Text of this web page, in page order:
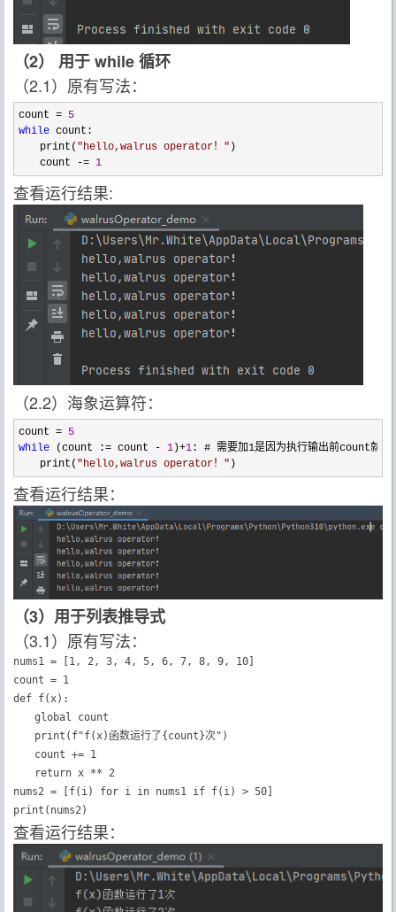
（2） 用于 while 循环
（2.1）原有写法：
count = 5
while count:
print( " hello,walrus operator！ " )
count
-= 1
查看运行结果:
（2.2）海象运算符：
count = 5
while (count := count - 1)+1 : # 需要加1是因为执行输出前count就减
print( " hello,walrus operator！ " )
查看运行结果：
（3）用于列表推导式
（3.1）原有写法：
nums1 = [1, 2, 3, 4, 5, 6, 7, 8, 9, 10]
count = 1
def f(x):
global count
print(f"f(x)函数运行了{count}次")
count += 1
return x ** 2
nums2 = [f(i) for i in nums1 if f(i) > 50]
print(nums2)
查看运行结果：